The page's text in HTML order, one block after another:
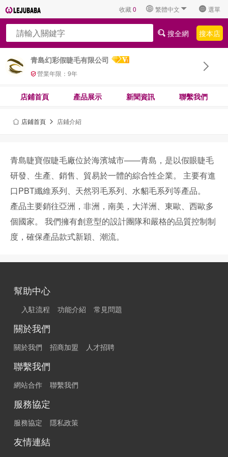
收藏0 繁體中文 選單
青島幻彩假睫毛有限公司
營業年限： 9年
搜全網 搜本店
店鋪首頁 產品展示 新聞資訊 聯繫我們
店鋪首頁 店鋪介紹
青島睫寶假睫毛廠位於海濱城市——青島，是以假眼睫毛
研發、生產、銷售、貿易於一體的綜合性企業。 主要有進
口PBT纖維系列、天然羽毛系列、水貂毛系列等產品。
產品主要銷往亞洲，非洲，南美，大洋洲、東歐、西歐多
個國家。 我們擁有創意型的設計團隊和嚴格的品質控制制
度，確保產品款式新穎、潮流。
幫助中心
入駐流程 功能介紹 常見問題
關於我們
關於我們 招商加盟 人才招聘
聯繫我們
網站合作 聯繫我們
服務協定
服務協定 隱私政策
友情連結